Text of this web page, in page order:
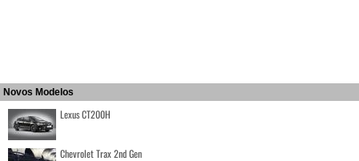
Novos Modelos
Lexus CT200H
Chevrolet Trax 2nd Gen